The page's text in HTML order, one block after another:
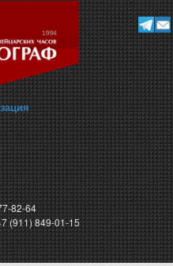
82-64
(911) 849-01-15